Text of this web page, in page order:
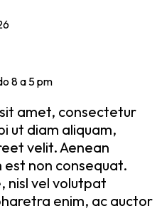
8 a 5 pm
amet, consectetur
ut diam aliquam,
velit. Aenean
non consequat.
nisl vel volutpat
enim, ac auctor